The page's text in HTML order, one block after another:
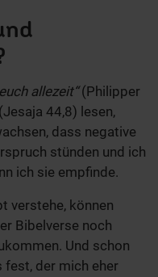
allezeit“(Philipper
44,8) lesen,
dass negative
stünden und ich
ich sie empfinde.
verstehe, können
Bibelverse noch
Und schon
fest, der mich eher